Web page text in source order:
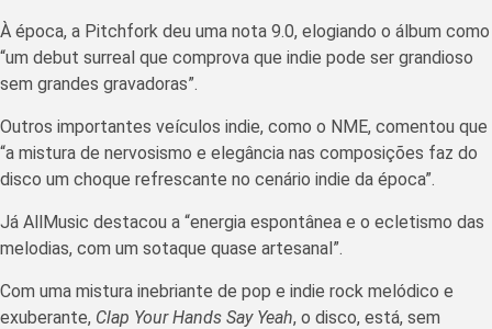
À época, a Pitchfork deu uma nota 9.0, elogiando o álbum como
“um debut surreal que comprova que indie pode ser grandioso
sem grandes gravadoras”.
Outros importantes veículos indie, como o NME, comentou que
“a mistura de nervosismo e elegância nas composições faz do
disco um choque refrescante no cenário indie da época”.
Já AllMusic destacou a “energia espontânea e o ecletismo das
melodias, com um sotaque quase artesanal”.
Com uma mistura inebriante de pop e indie rock melódico e
exuberante, Clap Your Hands Say Yeah, o disco, está, sem